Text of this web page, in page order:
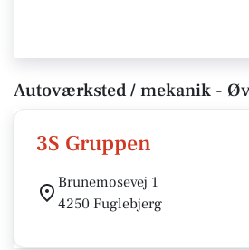
Autoværksted / mekanik -
3S Gruppen
Brunemosevej 1
4250 Fuglebjerg